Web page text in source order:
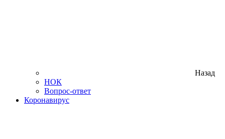
Назад
НОК
Вопрос-ответ
Коронавирус